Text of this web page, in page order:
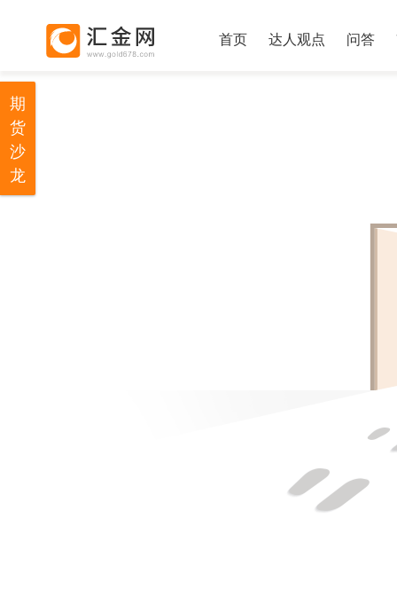
首页 达人观点 问答
期
货
沙
龙